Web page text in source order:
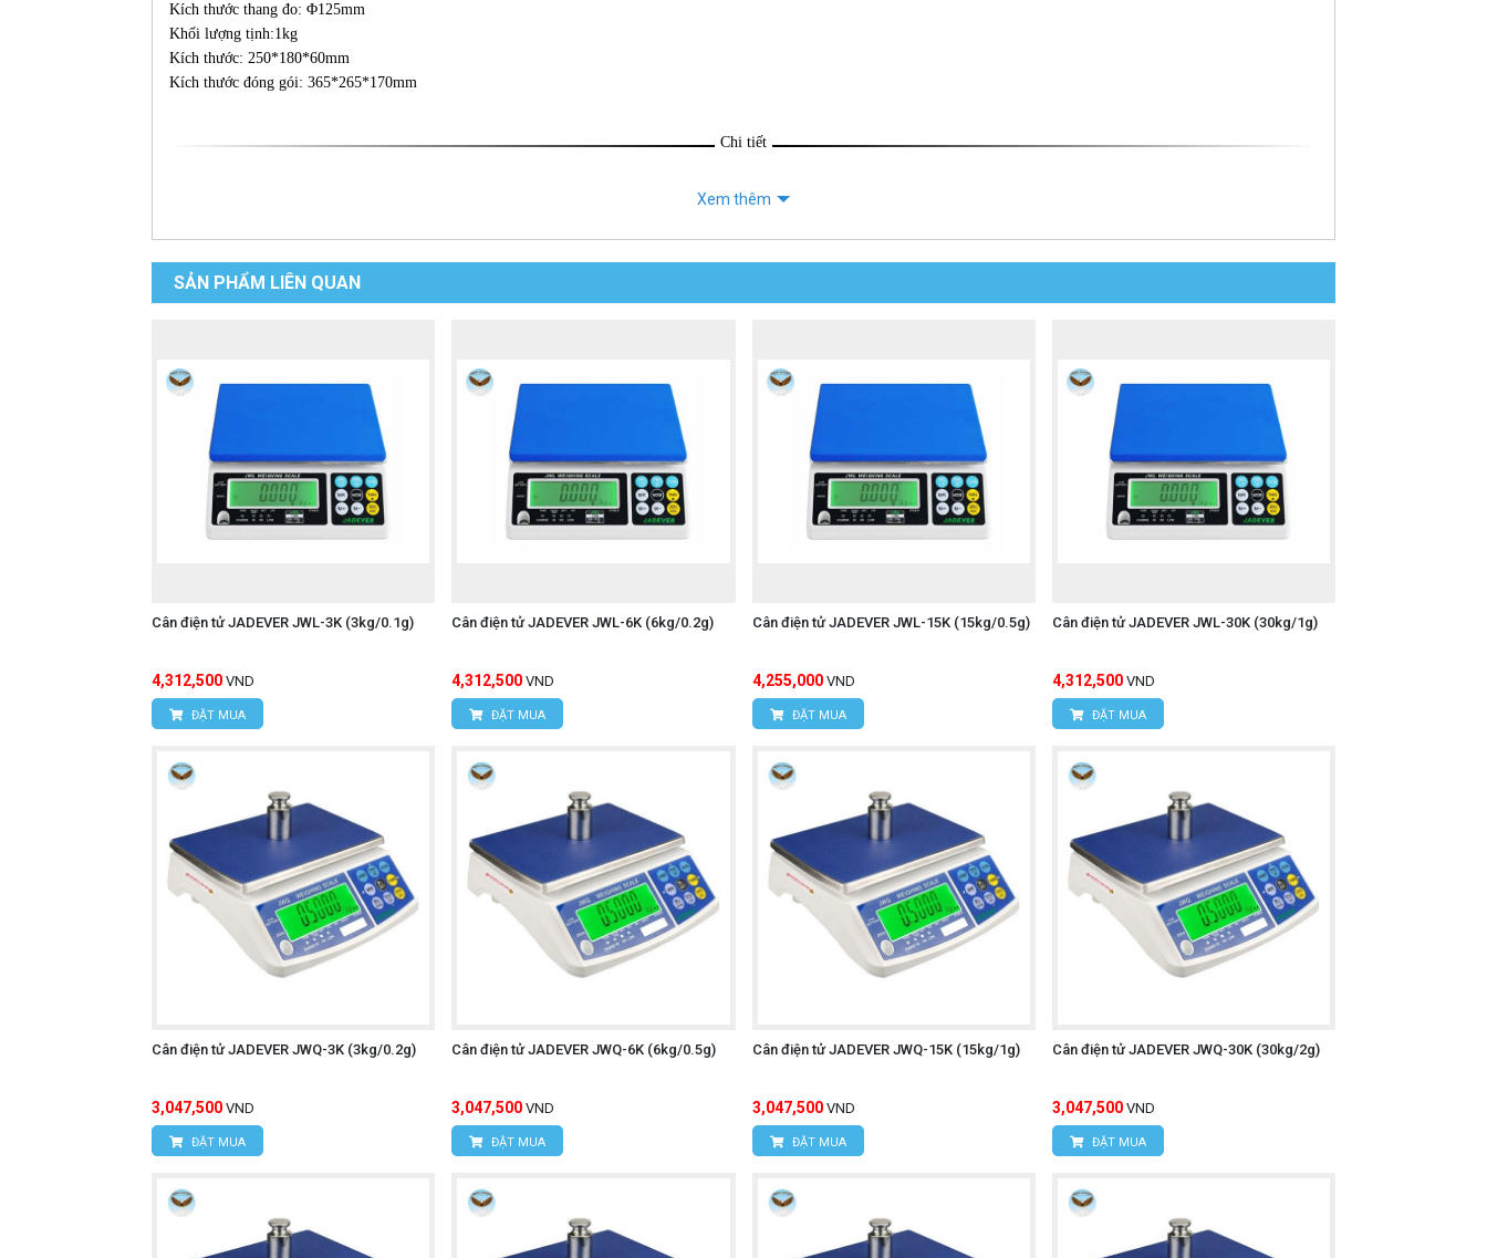
Kích thước thang đo: Φ125mm
Khối lượng tịnh:1kg
Kích thước: 250*180*60mm
Kích thước đóng gói: 365*265*170mm
Chi tiết
Xem thêm
SẢN PHẨM LIÊN QUAN
Cân điện tử JADEVER JWL-3K (3kg/0.1g)
4,312,500 VND
ĐẶT MUA
Cân điện tử JADEVER JWL-6K (6kg/0.2g)
4,312,500 VND
ĐẶT MUA
Cân điện tử JADEVER JWL-15K (15kg/0.5g)
4,255,000 VND
ĐẶT MUA
Cân điện tử JADEVER JWL-30K (30kg/1g)
4,312,500 VND
ĐẶT MUA
Cân điện tử JADEVER JWQ-3K (3kg/0.2g)
3,047,500 VND
ĐẶT MUA
Cân điện tử JADEVER JWQ-6K (6kg/0.5g)
3,047,500 VND
ĐẶT MUA
Cân điện tử JADEVER JWQ-15K (15kg/1g)
3,047,500 VND
ĐẶT MUA
Cân điện tử JADEVER JWQ-30K (30kg/2g)
3,047,500 VND
ĐẶT MUA